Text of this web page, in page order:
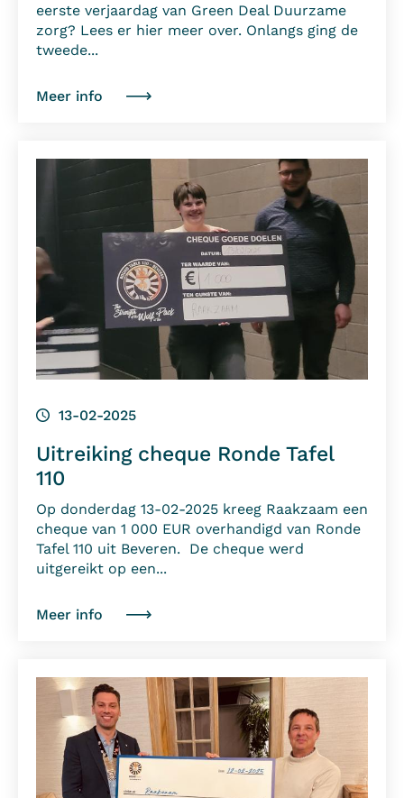
eerste verjaardag van Green Deal Duurzame
zorg? Lees er hier meer over. Onlangs ging de
tweede...
Meer info
13-02-2025
Uitreiking cheque Ronde Tafel
110
Op donderdag 13-02-2025 kreeg Raakzaam een
cheque van 1 000 EUR overhandigd van Ronde
Tafel 110 uit Beveren. De cheque werd
uitgereikt op een...
Meer info